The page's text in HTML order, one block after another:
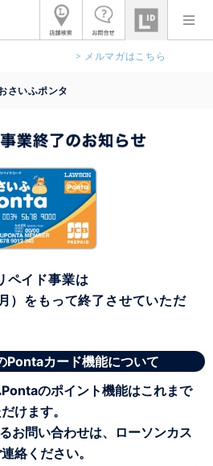
> メルマガはこちら
さいふポンタ
ペイド事業は
）をもって終了させていただ
Pontaカード機能について
のポイント機能はこれまで
けます。
お問い合わせは、ローソンカス
絡ください。